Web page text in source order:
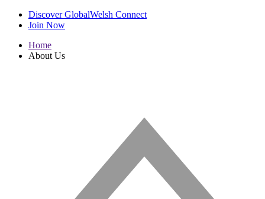
Discover GlobalWelsh Connect
Join Now
Home
About Us